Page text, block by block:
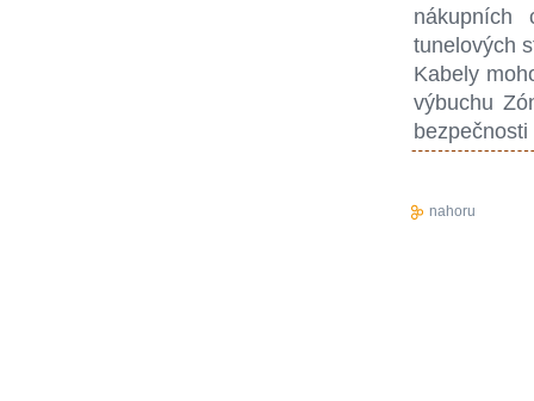
nákupních
tunelových
Kabely
výbuchu
nahoru